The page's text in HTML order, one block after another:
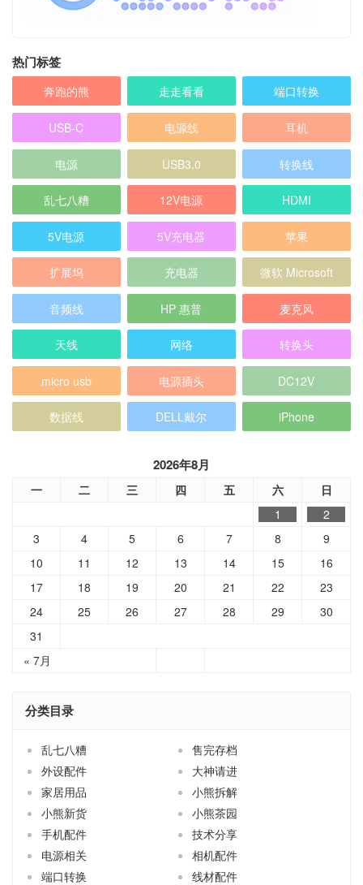
热门标签
奔跑的熊 走走看看 端口转换
USB-C 电源线 耳机
电源 USB3.0 转换线
乱七八糟 12V电源 HDMI
5V电源 5V充电器 苹果
扩展坞 充电器 微软 Microsoft
音频线 HP 惠普 麦克风
天线 网络 转换头
micro usb 电源插头 DC12V
数据线 DELL戴尔 iPhone
2026年8月
一 二 三 四 五 六 日
« 7月
1
2
3
4 5 6 7 8
9
10
11 12 13 14 15
16
17
18 19 20 21 22
23
24
25 26 27 28 29
30
31
分类目录
乱七八糟
售完存档
外设配件
大神请进
家居用品
小熊拆解
小熊新货
小熊茶园
手机配件
技术分享
电源相关
相机配件
端口转换
线材配件